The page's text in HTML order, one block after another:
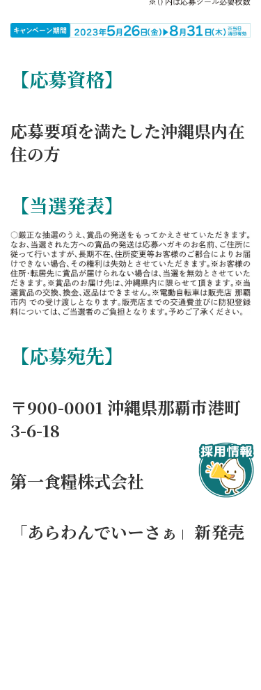
【応募資格】
応募要項を満たした沖縄県内在
住の方
【当選発表】
【応募宛先】
〒900-0001 沖縄県那覇市港町
3-6-18
第一食糧株式会社
「あらわんでいーさぁ」新発売